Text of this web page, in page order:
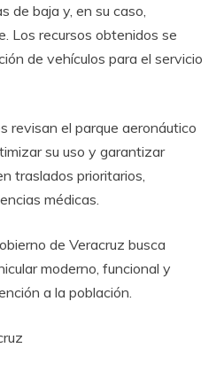
de baja y, en su caso,
Los recursos obtenidos se
de vehículos para el servicio
revisan el parque aeronáutico
su uso y garantizar
traslados prioritarios,
médicas.
de Veracruz busca
moderno, funcional y
a la población.